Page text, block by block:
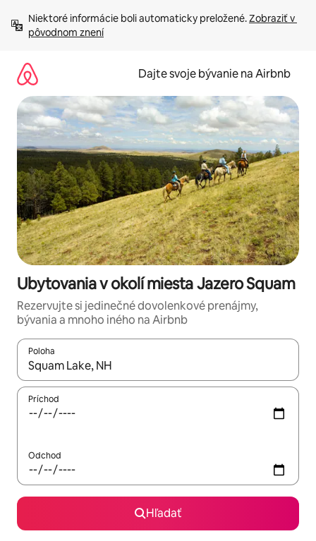
obsah.
Niektoré informácie boli automaticky preložené. Zobraziť v
pôvodnom znení
Dajte svoje bývanie na Airbnb
Ubytovania v okolí miesta Jazero Squam
Rezervujte si jedinečné dovolenkové prenájmy,
bývania a mnoho iného na Airbnb
Poloha
Keď budú výsledky k dispozícii, môžete si ich prechádzať
Príchod
Odchod
Hľadať